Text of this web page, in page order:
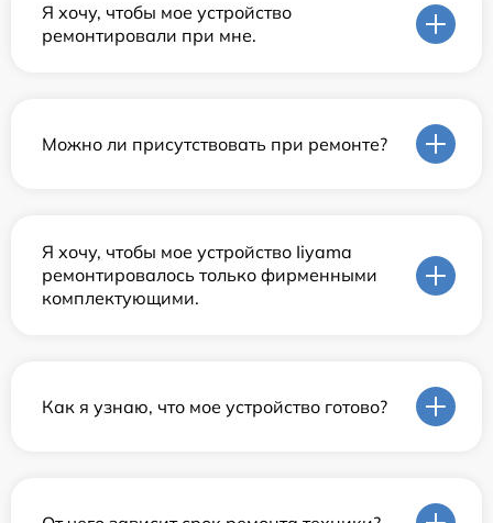
Я хочу, чтобы мое устройство
ремонтировали при мне.
Можно ли присутствовать при ремонте?
Я хочу, чтобы мое устройство Iiyama
ремонтировалось только фирменными
комплектующими.
Как я узнаю, что мое устройство готово?